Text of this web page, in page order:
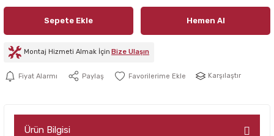
Sepete Ekle Hemen Al
Montaj Hizmeti Almak İçin Bize Ulaşın
Fiyat Alarmı Paylaş Karşılaştır
Ürün Bilgisi